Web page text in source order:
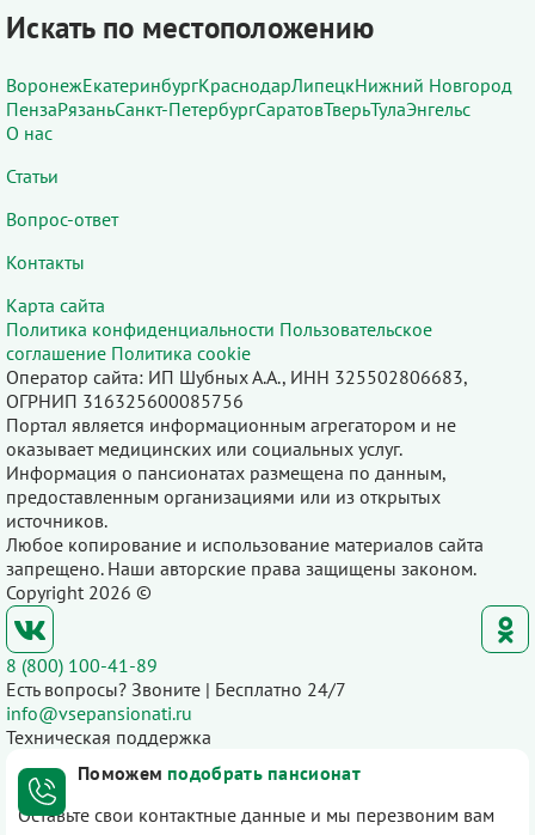
Искать по местоположению
ВоронежЕкатеринбургКраснодарЛипецкНижний Новгород
ПензаРязаньСанкт-ПетербургСаратовТверьТулаЭнгельс
О нас
Статьи
Вопрос-ответ
Контакты
Карта сайта
Политика конфиденциальности Пользовательское
соглашение Политика cookie
Оператор сайта: ИП Шубных А.А., ИНН 325502806683,
ОГРНИП 316325600085756
Портал является информационным агрегатором и не
оказывает медицинских или социальных услуг.
Информация о пансионатах размещена по данным,
предоставленным организациями или из открытых
источников.
Любое копирование и использование материалов сайта
запрещено. Наши авторские права защищены законом.
Copyright 2026 ©
8 (800) 100-41-89
Есть вопросы? Звоните | Бесплатно 24/7
info@vsepansionati.ru
Техническая поддержка
Поможем подобрать пансионат
Оставьте свои контактные данные и мы перезвоним вам